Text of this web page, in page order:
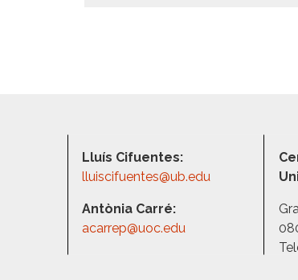
Lluís Cifuentes:
lluiscifuentes@ub.edu
Antònia Carré:
acarrep@uoc.edu